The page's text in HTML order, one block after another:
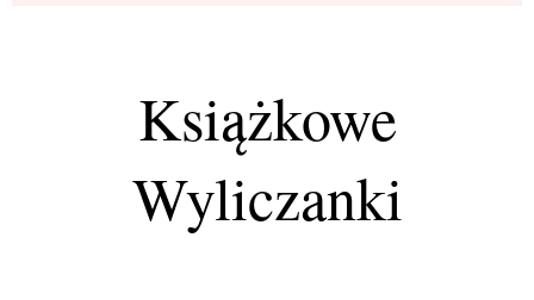
Książkowe
Wyliczanki